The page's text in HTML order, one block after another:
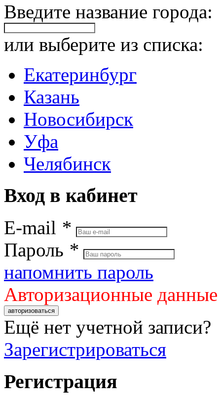
Введите название города:
или выберите из списка:
Екатеринбург
Казань
Новосибирск
Уфа
Челябинск
Вход в кабинет
E-mail *
Пароль *
напомнить пароль
Авторизационные
авторизоваться
Ещё нет учетной записи?
Зарегистрироваться
Регистрация